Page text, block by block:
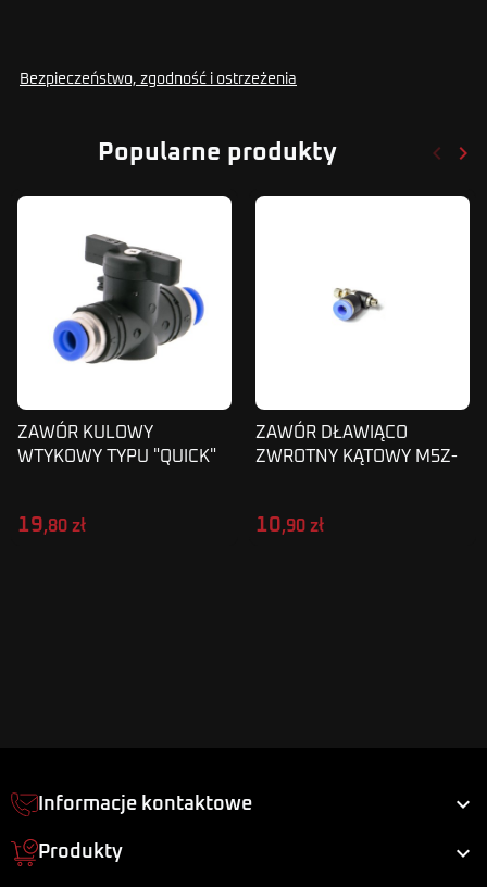
Bezpieczeństwo, zgodność i ostrzeżenia
Popularne produkty keyboard_arrow_left keyboard_arrow_right
ZAWÓR KULOWY
WTYKOWY TYPU "QUICK"
19,80 zł
ZAWÓR DŁAWIĄCO
ZWROTNY KĄTOWY M5Z-
10,90 zł
Informacje kontaktowe 
Produkty 